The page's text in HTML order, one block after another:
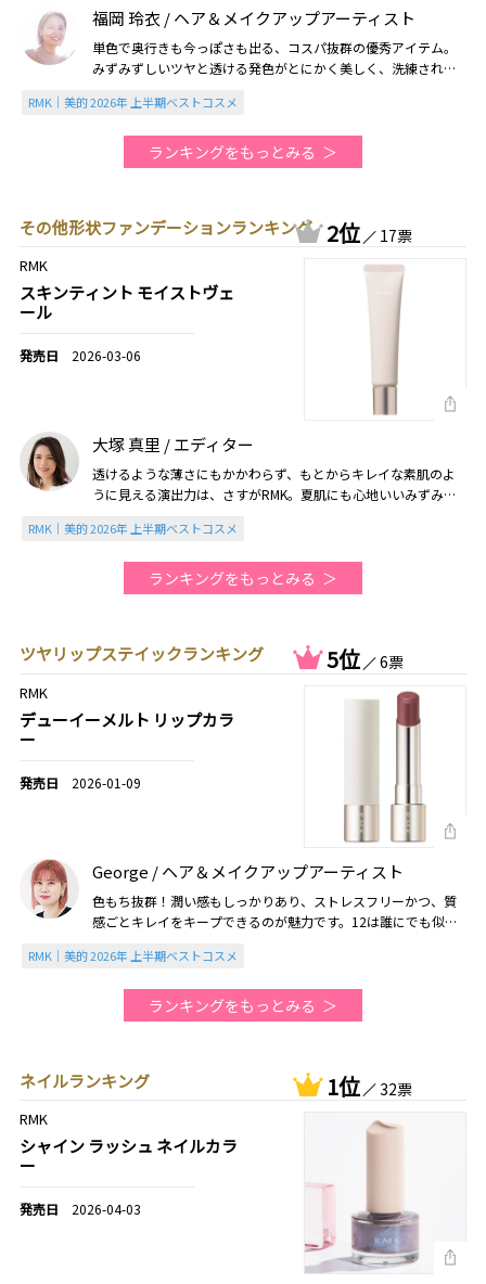
福岡 玲衣 / ヘア＆メイクアップアーティスト
単色で奥行きも今っぽさも出る、コスパ抜群の優秀アイテム。
みずみずしいツヤと透ける発色がとにかく美しく、洗練された
RMK｜美的 2026年 上半期ベストコスメ
ランキングをもっとみる
その他形状ファンデーションランキング 2位 17票
RMK
スキンティント モイストヴェ
ール
2026-03-06
大塚 真里 / エディター
透けるような薄さにもかかわらず、もとからキレイな素肌のよ
うに見える演出力は、さすがRMK。夏肌にも心地いいみずみず
RMK｜美的 2026年 上半期ベストコスメ
ランキングをもっとみる
ツヤリップステイックランキング 5位 6票
RMK
デューイーメルト リップカラ
ー
2026-01-09
George / ヘア＆メイクアップアーティスト
色もち抜群！潤い感もしっかりあり、ストレスフリーかつ、質
感ごとキレイをキープできるのが魅力です。12は誰にでも似合
RMK｜美的 2026年 上半期ベストコスメ
ランキングをもっとみる
ネイルランキング 1位 32票
RMK
シャイン ラッシュ ネイルカラ
ー
2026-04-03